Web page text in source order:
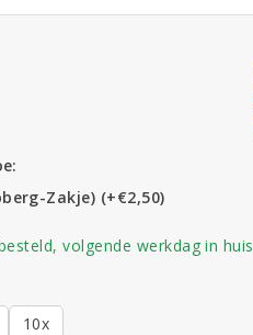
Zakje) (+€2,50)
volgende werkdag in huis
10x